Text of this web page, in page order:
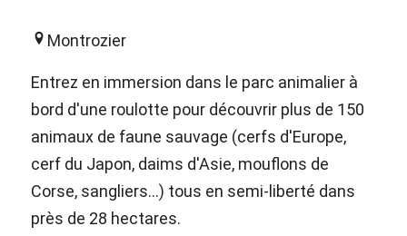
Montrozier
Entrez en immersion dans le parc animalier à
bord d'une roulotte pour découvrir plus de 150
animaux de faune sauvage (cerfs d'Europe,
cerf du Japon, daims d'Asie, mouflons de
Corse, sangliers...) tous en semi-liberté dans
près de 28 hectares.